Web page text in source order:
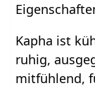
Kapha ist
ruhig,
mitfühlend,